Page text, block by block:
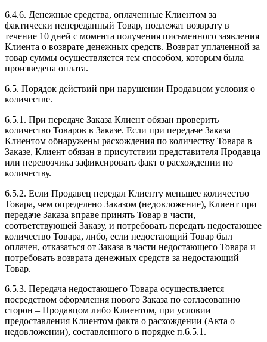
6.4.6. Денежные средства, оплаченные Клиентом за
фактически непереданный Товар, подлежат возврату в
течение 10 дней с момента получения письменного заявления
Клиента о возврате денежных средств. Возврат уплаченной за
товар суммы осуществляется тем способом, которым была
произведена оплата.
6.5. Порядок действий при нарушении Продавцом условия о
количестве.
6.5.1. При передаче Заказа Клиент обязан проверить
количество Товаров в Заказе. Если при передаче Заказа
Клиентом обнаружены расхождения по количеству Товара в
Заказе, Клиент обязан в присутствии представителя Продавца
или перевозчика зафиксировать факт о расхождении по
количеству.
6.5.2. Если Продавец передал Клиенту меньшее количество
Товара, чем определено Заказом (недовложение), Клиент при
передаче Заказа вправе принять Товар в части,
соответствующей Заказу, и потребовать передать недостающее
количество Товара, либо, если недостающий Товар был
оплачен, отказаться от Заказа в части недостающего Товара и
потребовать возврата денежных средств за недостающий
Товар.
6.5.3. Передача недостающего Товара осуществляется
посредством оформления нового Заказа по согласованию
сторон – Продавцом либо Клиентом, при условии
предоставления Клиентом факта о расхождении (Акта о
недовложении), составленного в порядке п.6.5.1.